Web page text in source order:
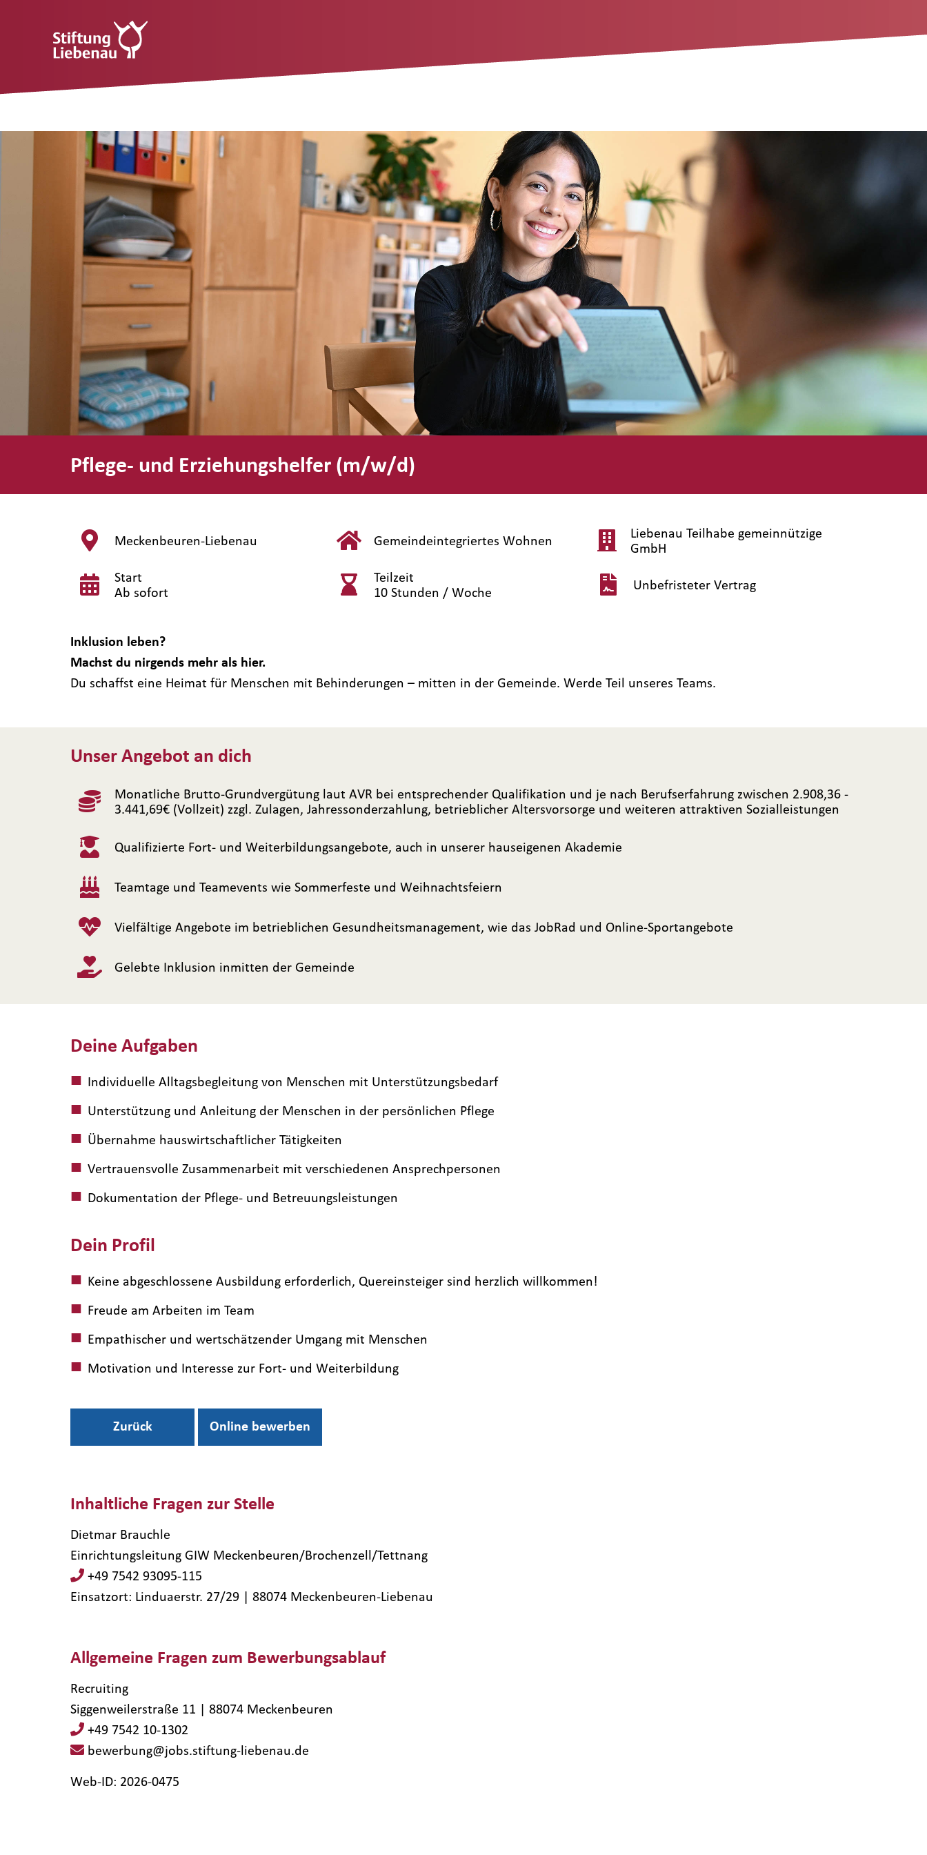
Pflege- und Erziehungshelfer (m/w/d)
Meckenbeuren-Liebenau Gemeindeintegriertes Wohnen
Liebenau Teilhabe gemeinnützige
GmbH
Start
Ab sofort
Teilzeit
10 Stunden / Woche
Unbefristeter Vertrag
Inklusion leben?
Machst du nirgends mehr als hier.
Du schaffst eine Heimat für Menschen mit Behinderungen – mitten in der Gemeinde. Werde Teil unseres Teams.
Deine Aufgaben
Individuelle Alltagsbegleitung von Menschen mit Unterstützungsbedarf
Unterstützung und Anleitung der Menschen in der persönlichen Pflege
Übernahme hauswirtschaftlicher Tätigkeiten
Vertrauensvolle Zusammenarbeit mit verschiedenen Ansprechpersonen
Dokumentation der Pflege- und Betreuungsleistungen
Dein Profil
Keine abgeschlossene Ausbildung erforderlich, Quereinsteiger sind herzlich willkommen!
Freude am Arbeiten im Team
Empathischer und wertschätzender Umgang mit Menschen
Motivation und Interesse zur Fort- und Weiterbildung
Unser Angebot an dich
Monatliche Brutto-Grundvergütung laut AVR bei entsprechender Qualifikation und je nach Berufserfahrung zwischen 2.908,36 -
3.441,69€ (Vollzeit) zzgl. Zulagen, Jahressonderzahlung, betrieblicher Altersvorsorge und weiteren attraktiven Sozialleistungen
Qualifizierte Fort- und Weiterbildungsangebote, auch in unserer hauseigenen Akademie
Teamtage und Teamevents wie Sommerfeste und Weihnachtsfeiern
Vielfältige Angebote im betrieblichen Gesundheitsmanagement, wie das JobRad und Online-Sportangebote
Gelebte Inklusion inmitten der Gemeinde
Inhaltliche Fragen zur Stelle
Dietmar Brauchle
Einrichtungsleitung GIW Meckenbeuren/Brochenzell/Tettnang
+49 7542 93095-115
Einsatzort: Linduaerstr. 27/29 | 88074​ Meckenbeuren-Liebenau
Allgemeine Fragen zum Bewerbungsablauf
Recruiting
Siggenweilerstraße 11 | 88074 Meckenbeuren
+49 7542 10-1302
bewerbung@jobs.stiftung-liebenau.de
Web-ID: 2026-0475
Zurück Online bewerben